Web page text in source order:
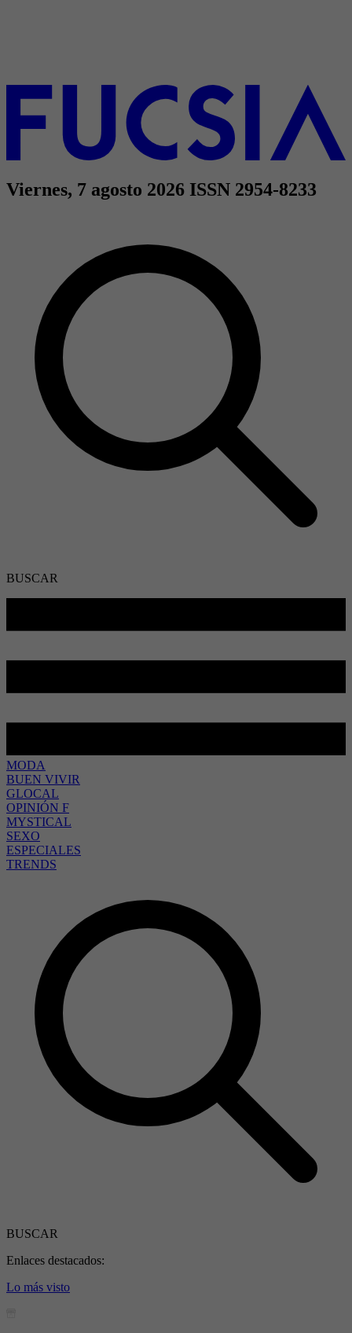
Viernes, 7 agosto 2026 ISSN 2954-8233
BUSCAR
MODA
BUEN VIVIR
GLOCAL
OPINIÓN F
MYSTICAL
SEXO
ESPECIALES
TRENDS
BUSCAR
Enlaces destacados:
Lo más visto